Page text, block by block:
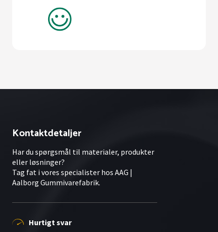
Kontaktdetaljer
Har du spørgsmål til materialer, produkter
eller løsninger?
Tag fat i vores specialister hos AAG |
Aalborg Gummivarefabrik.
Hurtigt svar